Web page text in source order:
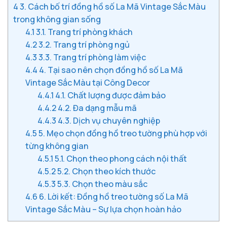
43. Cách bố trí đồng hồ số La Mã Vintage Sắc Màu
trong không gian sống
4.13.1. Trang trí phòng khách
4.23.2. Trang trí phòng ngủ
4.33.3. Trang trí phòng làm việc
4.4 4. Tại sao nên chọn đồng hồ số La Mã
Vintage Sắc Màu tại Công Decor
4.4.1 4.1. Chất lượng được đảm bảo
4.4.24.2. Đa dạng mẫu mã
4.4.3 4.3. Dịch vụ chuyên nghiệp
4.55. Mẹo chọn đồng hồ treo tường phù hợp với
từng không gian
4.5.15.1. Chọn theo phong cách nội thất
4.5.25.2. Chọn theo kích thước
4.5.35.3. Chọn theo màu sắc
4.6 6. Lời kết: Đồng hồ treo tường số La Mã
Vintage Sắc Màu – Sự lựa chọn hoàn hảo